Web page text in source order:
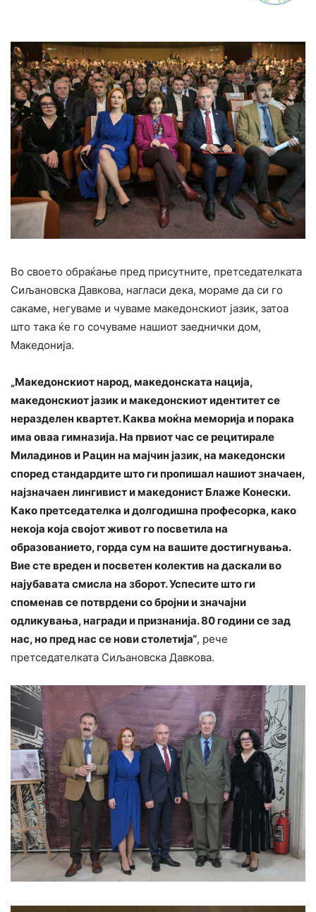
Во своето обраќање пред присутните, претседателката
Сиљановска Давкова, нагласи дека, мораме да си го
сакаме, негуваме и чуваме македонскиот јазик, затоа
што така ќе го сочуваме нашиот заеднички дом,
Македонија.
„Македонскиот народ, македонската нација,
македонскиот јазик и македонскиот идентитет се
неразделен квартет. Каква моќна меморија и порака
има оваа гимназија. На првиот час се рецитирале
Миладинов и Рацин на мајчин јазик, на македонски
според стандардите што ги пропишал нашиот значаен,
најзначаен лингивист и македонист Блаже Конески.
Како претседателка и долгодишна професорка, како
некоја која својот живот го посветила на
образованието, горда сум на вашите достигнувања.
Вие сте вреден и посветен колектив на даскали во
најубавата смисла на зборот. Успесите што ги
споменав се потврдени со бројни и значајни
одликувања, награди и признанија. 80 години се зад
нас, но пред нас се нови столетија“, рече
претседателката Сиљановска Давкова.